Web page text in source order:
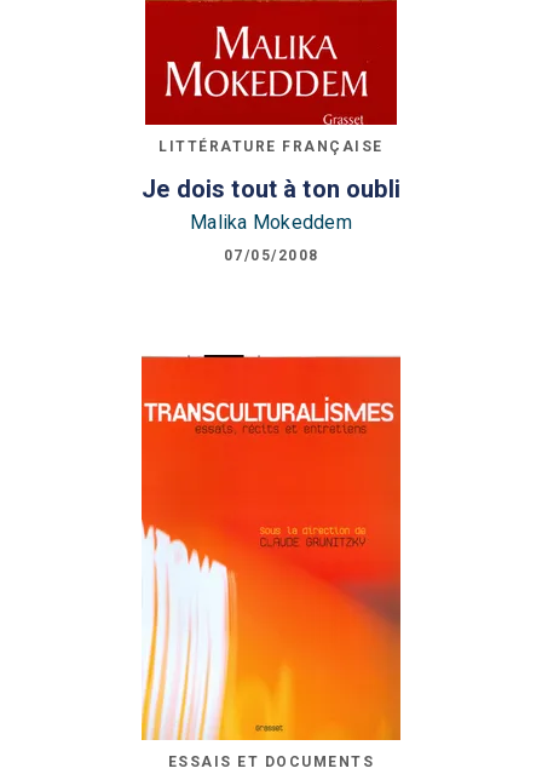
LITTÉRATURE FRANÇAISE
Je dois tout à ton oubli
Malika Mokeddem
07/05/2008
ESSAIS ET DOCUMENTS